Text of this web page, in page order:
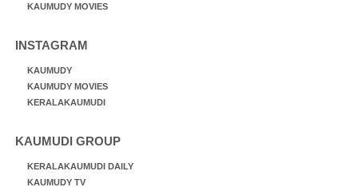
KAUMUDY MOVIES
INSTAGRAM
KAUMUDY
KAUMUDY MOVIES
KERALAKAUMUDI
KAUMUDI GROUP
KERALAKAUMUDI DAILY
KAUMUDY TV